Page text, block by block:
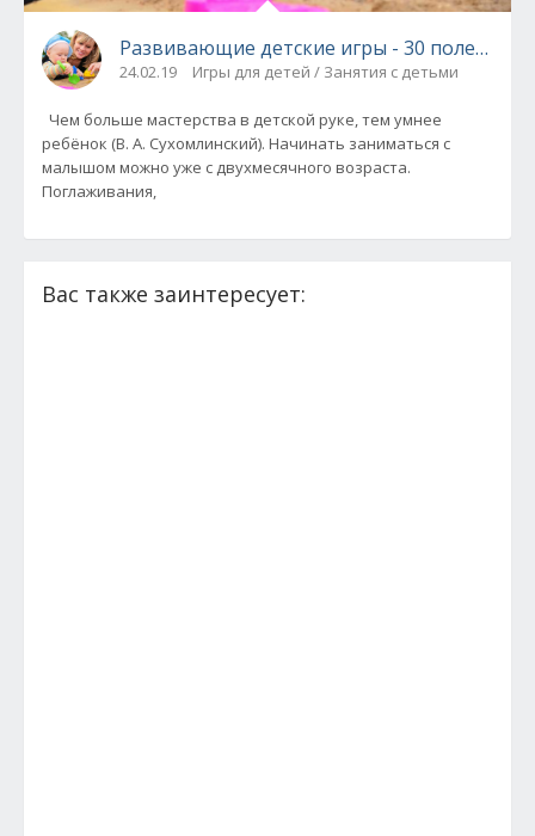
Развивающие детские игры - 30 полезных
24.02.19 Игры для детей / Занятия с детьми
Чем больше мастерства в детской руке, тем умнее
ребёнок (В. А. Сухомлинский). Начинать заниматься с
малышом можно уже с двухмесячного возраста.
Поглаживания,
Вас также заинтересует: